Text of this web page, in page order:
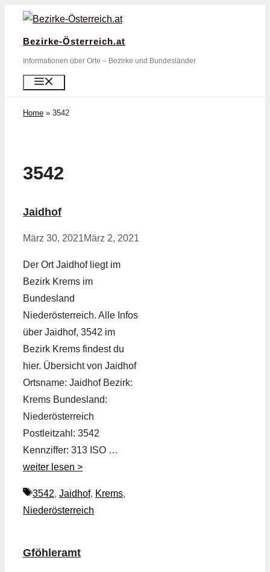
Zum
springen
Bezirke-Österreich.at
Informationen über Orte – Bezirke und Bundesländer
Home » 3542
3542
Jaidhof
März 30, 2021März 2, 2021
Der Ort Jaidhof liegt im
Bezirk Krems im
Bundesland
Niederösterreich. Alle Infos
über Jaidhof, 3542 im
Bezirk Krems findest du
hier. Übersicht von Jaidhof
Ortsname: Jaidhof Bezirk:
Krems Bundesland:
Niederösterreich
Postleitzahl: 3542
Kennziffer: 313 ISO …
weiter lesen >
Schlagwörter
3542, Jaidhof, Krems,
Niederösterreich
Gföhleramt